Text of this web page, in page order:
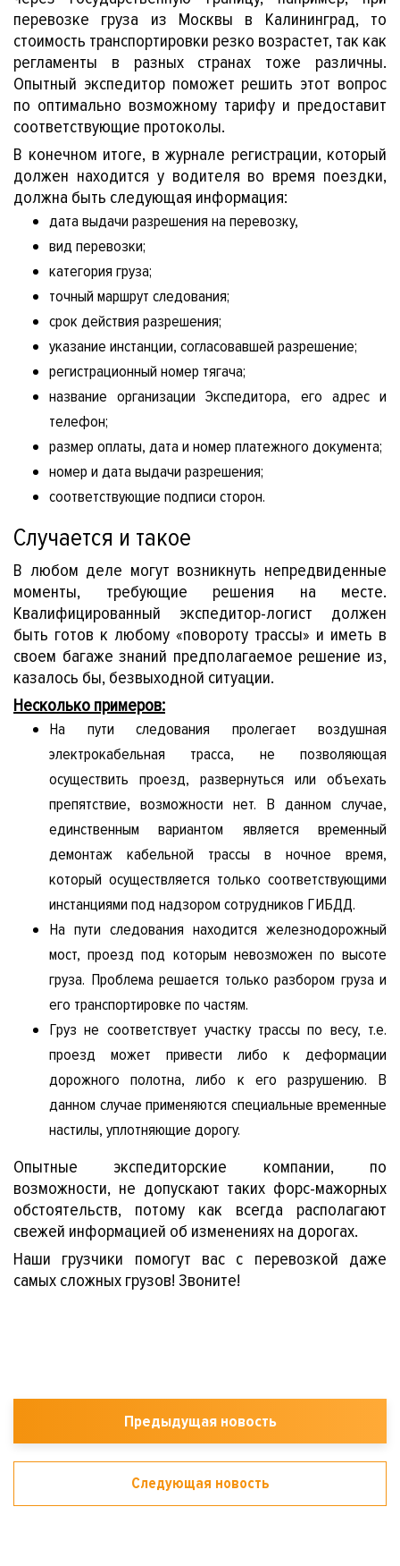
перевозке груза из Москвы в Калининград, то
стоимость транспортировки резко возрастет, так как
регламенты в разных странах тоже различны.
Опытный экспедитор поможет решить этот вопрос
по оптимально возможному тарифу и предоставит
соответствующие протоколы.
В конечном итоге, в журнале регистрации, который
должен находится у водителя во время поездки,
должна быть следующая информация:
дата выдачи разрешения на перевозку,
вид перевозки;
категория груза;
точный маршрут следования;
срок действия разрешения;
указание инстанции, согласовавшей разрешение;
регистрационный номер тягача;
название организации Экспедитора, его адрес и
телефон;
размер оплаты, дата и номер платежного документа;
номер и дата выдачи разрешения;
соответствующие подписи сторон.
Случается и такое
В любом деле могут возникнуть непредвиденные
моменты, требующие решения на месте.
Квалифицированный экспедитор-логист должен
быть готов к любому «повороту трассы» и иметь в
своем багаже знаний предполагаемое решение из,
казалось бы, безвыходной ситуации.
Несколько примеров:
На пути следования пролегает воздушная
электрокабельная трасса, не позволяющая
осуществить проезд, развернуться или объехать
препятствие, возможности нет. В данном случае,
единственным вариантом является временный
демонтаж кабельной трассы в ночное время,
который осуществляется только соответствующими
инстанциями под надзором сотрудников ГИБДД.
На пути следования находится железнодорожный
мост, проезд под которым невозможен по высоте
груза. Проблема решается только разбором груза и
его транспортировке по частям.
Груз не соответствует участку трассы по весу, т.е.
проезд может привести либо к деформации
дорожного полотна, либо к его разрушению. В
данном случае применяются специальные временные
настилы, уплотняющие дорогу.
Опытные экспедиторские компании, по
возможности, не допускают таких форс-мажорных
обстоятельств, потому как всегда располагают
свежей информацией об изменениях на дорогах.
Наши грузчики помогут вас с перевозкой даже
самых сложных грузов! Звоните!
Предыдущая новость
Следующая новость